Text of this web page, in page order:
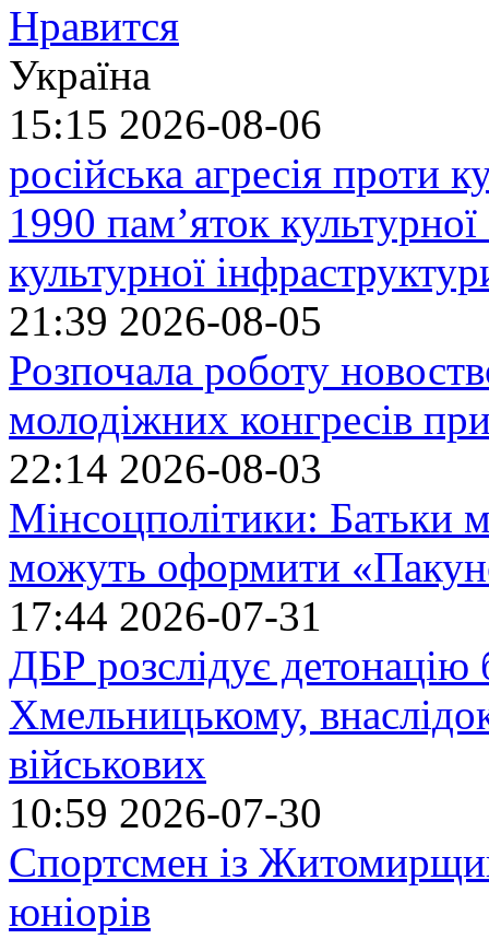
Нравится
Україна
15:15 2026-08-06
російська агресія проти
1990 пам’яток
культурної
21:39 2026-08-05
Розпочала роботу
молодіжних конгресів
22:14 2026-08-03
Мінсоцполітики: Батьки
можуть оформити
17:44 2026-07-31
ДБР розслідує детонацію
Хмельницькому,
військових
10:59 2026-07-30
Спортсмен із
юніорів